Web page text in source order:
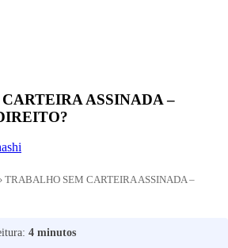
ASSINADA –
› TRABALHO SEM CARTEIRA ASSINADA –
4 minutos